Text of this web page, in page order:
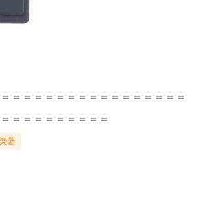
＝＝＝＝＝＝＝＝＝＝＝＝＝＝＝＝
＝＝＝＝＝＝＝＝＝
器